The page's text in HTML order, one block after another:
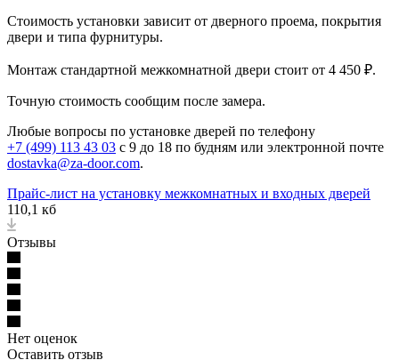
Стоимость установки зависит от дверного проема, покрытия
двери и типа фурнитуры.
Монтаж стандартной межкомнатной двери стоит от 4 450 ₽.
Точную стоимость сообщим после замера.
Любые вопросы по установке дверей по телефону
+7 (499) 113 43 03 с 9 до 18 по будням или электронной почте
dostavka@za-door.com.
Прайс-лист на установку межкомнатных и входных дверей
110,1 кб
Отзывы
Нет оценок
Оставить отзыв